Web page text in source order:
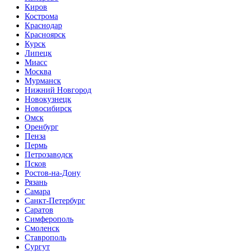
Киров
Кострома
Краснодар
Красноярск
Курск
Липецк
Миасс
Москва
Мурманск
Нижний Новгород
Новокузнецк
Новосибирск
Омск
Оренбург
Пенза
Пермь
Петрозаводск
Псков
Ростов-на-Дону
Рязань
Самара
Санкт-Петербург
Саратов
Симферополь
Смоленск
Ставрополь
Сургут